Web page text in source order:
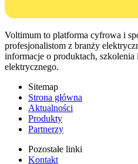
Voltimum to platforma cyfrowa i
profesjonalistom z branży
informacje o produktach, szkolenia
elektrycznego.
Sitemap
Strona główna
Aktualności
Produkty
Partnerzy
Pozostałe linki
Kontakt